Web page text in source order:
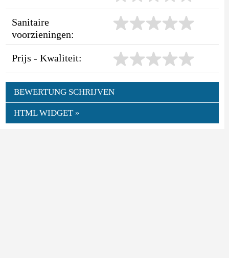
Sanitaire
voorzieningen:
Prijs - Kwaliteit:
BEWERTUNG SCHRIJVEN
HTML WIDGET »